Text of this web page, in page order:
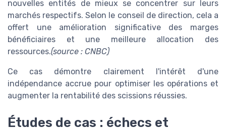
nouvelles entités de mieux se concentrer sur leurs
marchés respectifs. Selon le conseil de direction, cela a
offert une amélioration significative des marges
bénéficiaires et une meilleure allocation des
ressources.(source : CNBC)
Ce cas démontre clairement l'intérêt d'une
indépendance accrue pour optimiser les opérations et
augmenter la rentabilité des scissions réussies.
Études de cas : échecs et